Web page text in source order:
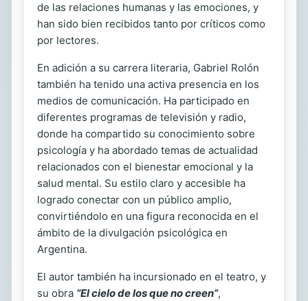
de las relaciones humanas y las emociones, y
han sido bien recibidos tanto por críticos como
por lectores.
En adición a su carrera literaria, Gabriel Rolón
también ha tenido una activa presencia en los
medios de comunicación. Ha participado en
diferentes programas de televisión y radio,
donde ha compartido su conocimiento sobre
psicología y ha abordado temas de actualidad
relacionados con el bienestar emocional y la
salud mental. Su estilo claro y accesible ha
logrado conectar con un público amplio,
convirtiéndolo en una figura reconocida en el
ámbito de la divulgación psicológica en
Argentina.
El autor también ha incursionado en el teatro, y
su obra “El cielo de los que no creen”,